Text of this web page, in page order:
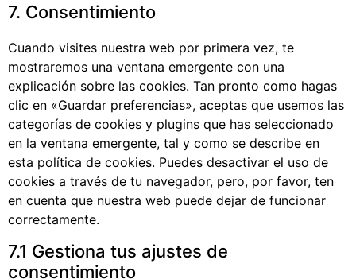
7. Consentimiento
Cuando visites nuestra web por primera vez, te
mostraremos una ventana emergente con una
explicación sobre las cookies. Tan pronto como hagas
clic en «Guardar preferencias», aceptas que usemos las
categorías de cookies y plugins que has seleccionado
en la ventana emergente, tal y como se describe en
esta política de cookies. Puedes desactivar el uso de
cookies a través de tu navegador, pero, por favor, ten
en cuenta que nuestra web puede dejar de funcionar
correctamente.
7.1 Gestiona tus ajustes de
consentimiento